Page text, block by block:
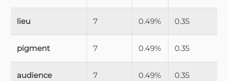
lieu 7 0.49% 0.35
pigment 7 0.49% 0.35
audience 7 0.49% 0.35